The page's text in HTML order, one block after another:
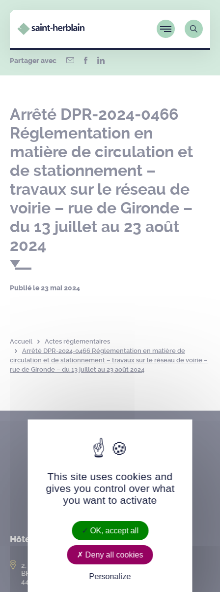
Partager avec
Arrêté DPR-2024-0466
Réglementation en
matière de circulation et
de stationnement –
travaux sur le réseau de
voirie – rue de Gironde –
du 13 juillet au 23 août
2024
Publié le23 mai 2024
Accueil
Actes réglementaires
Arrêté DPR-2024-0466 Réglementation en matière de
circulation et de stationnement – travaux sur le réseau de voirie –
rue de Gironde – du 13 juillet au 23 août 2024
Hôtel de ville
2, rue de l’Hôtel-de-Ville
BP 50167
44802 Saint-Herblain cedex
This site uses cookies and
gives you control over what
you want to activate
OK, accept all
Deny all cookies
Personalize